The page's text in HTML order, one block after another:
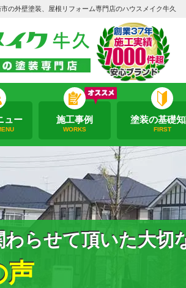
の外壁塗装、屋根リフォーム専門店のハウスメイク牛久
ュー 施工事例
WORKS
塗装の基礎
FIRST
らせて頂いた大切
声